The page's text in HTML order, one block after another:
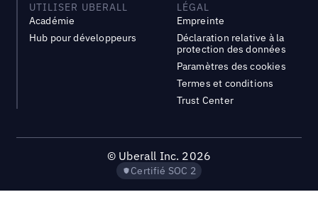
UTILISER UBERALL
Académie
Hub pour développeurs
LÉGAL
Empreinte
Déclaration relative à la
protection des données
Paramètres des cookies
Termes et conditions
Trust Center
© Uberall Inc. 2026
Certifié SOC 2